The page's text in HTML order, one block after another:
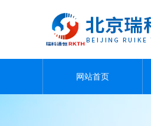
网站首页